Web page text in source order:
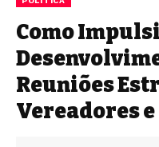
Como
Reuniões
Vereadores